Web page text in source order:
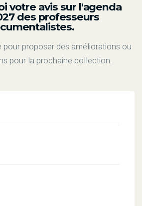
votre avis sur l'agenda
des professeurs
pour proposer des améliorations ou
pour la prochaine collection.